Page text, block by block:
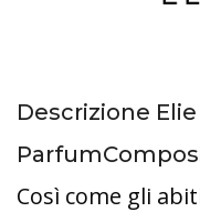
Descrizione Elie
Così come gli